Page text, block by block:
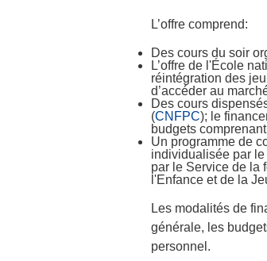
L’offre comprend:
Des cours du soir
L’offre de l'École
réintégration des
d’accéder au
Des cours
(CNFPC); le
budgets
Un programme de
individualisée par
par le Service de la
l'Enfance et de la
Les modalités de
générale, les
personnel.